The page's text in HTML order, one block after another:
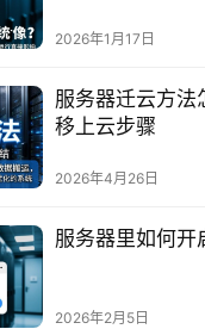
2026年1月17日
服务器迁云方法
移上云步骤
2026年4月26日
服务器里如何开
2026年2月5日